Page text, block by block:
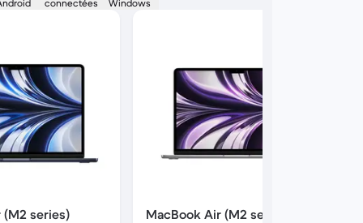
connectées
Windows
series) MacBook Air (M2 series)